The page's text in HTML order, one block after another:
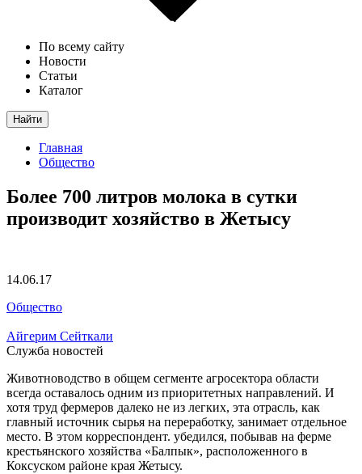
По всему сайту
Новости
Статьи
Каталог
Найти
Главная
Общество
Более 700 литров молока в сутки
производит хозяйство в Жетысу
14.06.17
Общество
Айгерим Сейткали
Служба новостей
Животноводство в общем сегменте агросектора области
всегда оставалось одним из приоритетных направлений. И
хотя труд фермеров далеко не из легких, эта отрасль, как
главный источник сырья на переработку, занимает отдельное
место. В этом корреспондент. убедился, побывав на ферме
крестьянского хозяйства «Балпык», расположенного в
Коксуском районе края Жетысу.